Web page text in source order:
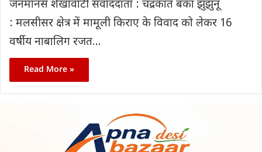
जनमानस शेखावाटी सवांददाता : चंद्रकांत बंका झुंझुनूं
: मलसीसर क्षेत्र में मामूली किराए के विवाद को लेकर 16
वर्षीय नाबालिग रजत…
Read More »